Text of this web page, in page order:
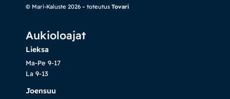
© Mari-Kaluste 2026 – toteutus Tovari
Aukioloajat
Lieksa
Ma-Pe 9-17
La 9-13
Joensuu